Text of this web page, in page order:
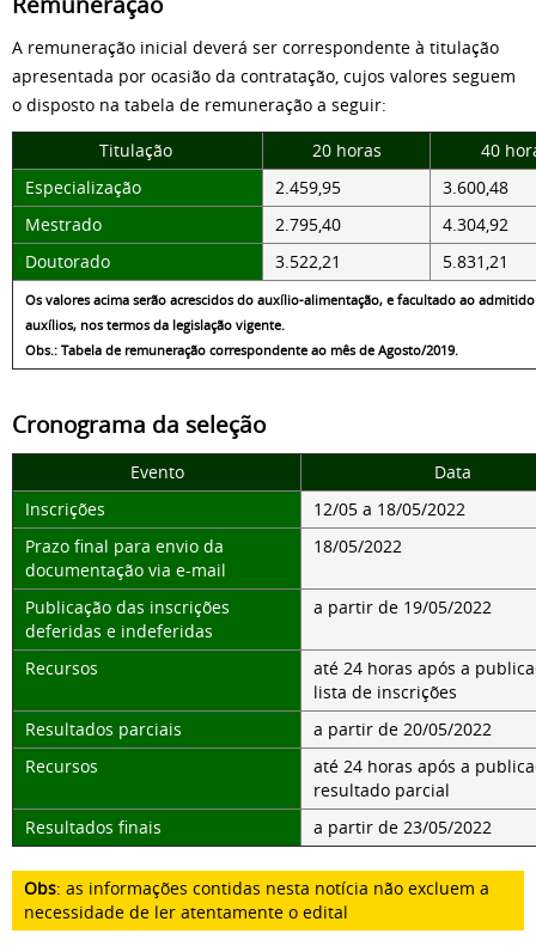
A remuneração inicial deverá ser correspondente à titulação
apresentada por ocasião da contratação, cujos valores seguem
o disposto na tabela de remuneração a seguir:
Titulação
20 horas
40
Especialização
2.459,95
3.600,48
Mestrado
2.795,40
4.304,92
Doutorado
3.522,21 5.831,21
Os valores acima serão acrescidos do auxílio-alimentação, e facultado ao
auxílios, nos termos da legislação vigente.
Obs.: Tabela de remuneração correspondente ao mês de Agosto/2019.
Cronograma da seleção
Evento
Data
Inscrições
12/05 a 18/05/2022
Prazo final para envio da
documentação via e-mail
18/05/2022
Publicação das inscrições
deferidas e indeferidas
a partir de 19/05/2022
Recursos
até 24 horas após a
lista de inscrições
Resultados parciais
a partir de 20/05/2022
Recursos
até 24 horas após a
resultado parcial
Resultados finais
a partir de 23/05/2022
Obs: as informações contidas nesta notícia não excluem a
necessidade de ler atentamente o edital